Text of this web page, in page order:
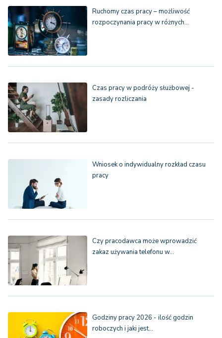
Ruchomy czas pracy – możliwość
rozpoczynania pracy w różnych…
Czas pracy w podróży służbowej -
zasady rozliczania
Wniosek o indywidualny rozkład czasu
pracy
Czy pracodawca może wprowadzić
zakaz używania telefonu w…
Godziny pracy 2026 - ilość godzin
roboczych i jaki jest…